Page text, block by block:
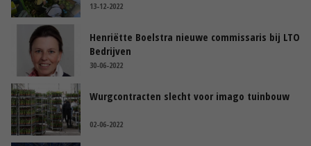
13-12-2022
Henriëtte Boelstra nieuwe commissaris bij LTO
Bedrijven
30-06-2022
Wurgcontracten slecht voor imago tuinbouw
02-06-2022